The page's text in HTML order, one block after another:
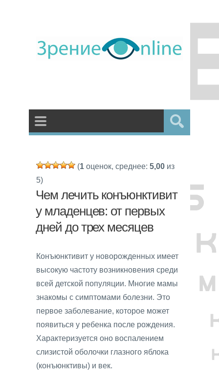
(1 оценок, среднее: 5,00 из
5)
Чем лечить конъюнктивит
у младенцев: от первых
дней до трех месяцев
Конъюнктивит у новорожденных имеет
высокую частоту возникновения среди
всей детской популяции. Многие мамы
знакомы с симптомами болезни. Это
первое заболевание, которое может
появиться у ребенка после рождения.
Характеризуется оно воспалением
слизистой оболочки глазного яблока
(конъюнктивы) и век.